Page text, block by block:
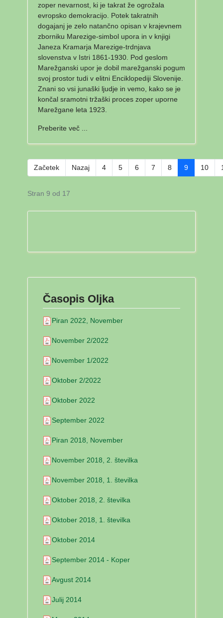
zoper nevarnost, ki je takrat že ogrožala
evropsko demokracijo. Potek takratnih
dogajanj je zelo natančno opisan v krajevnem
zborniku Marezige-simbol upora in v knjigi
Janeza Kramarja Marezige-trdnjava
slovenstva v Istri 1861-1930. Pod geslom
Marežganski upor je dobil marežganski pogum
svoj prostor tudi v elitni Enciklopediji Slovenije.
Znani so vsi junaški ljudje in vemo, kako se je
končal sramotni tržaški proces zoper uporne
Marežgane leta 1923.
Preberite več ...
Začetek Nazaj 4 5 6 7 8 9 10
Stran 9 od 17
Časopis Oljka
Piran 2022, November
November 2/2022
November 1/2022
Oktober 2/2022
Oktober 2022
September 2022
Piran 2018, November
November 2018, 2. številka
November 2018, 1. številka
Oktober 2018, 2. številka
Oktober 2018, 1. številka
Oktober 2014
September 2014 - Koper
Avgust 2014
Julij 2014